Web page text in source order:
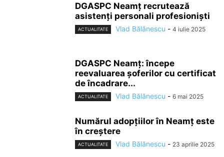
DGASPC Neamț recrutează
asistenți personali profesioniști
ACTUALITATE Vlad Bălănescu - 4 iulie 2025
DGASPC Neamț: începe
reevaluarea șoferilor cu certificat
de încadrare...
ACTUALITATE Vlad Bălănescu - 6 mai 2025
Numărul adopțiilor în Neamț este
în creștere
ACTUALITATE Vlad Bălănescu - 23 aprilie 2025